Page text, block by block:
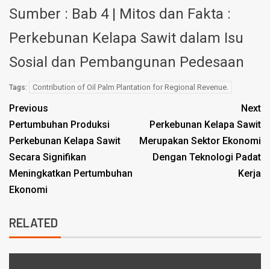
Sumber : Bab 4 | Mitos dan Fakta :
Perkebunan Kelapa Sawit dalam Isu
Sosial dan Pembangunan Pedesaan
Tags: Contribution of Oil Palm Plantation for Regional Revenue.
Previous
Pertumbuhan Produksi
Perkebunan Kelapa Sawit
Secara Signifikan
Meningkatkan Pertumbuhan
Ekonomi
Next
Perkebunan Kelapa Sawit
Merupakan Sektor Ekonomi
Dengan Teknologi Padat
Kerja
RELATED